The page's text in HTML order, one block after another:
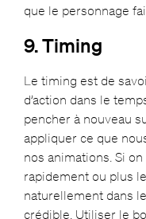
que le personnage
9. Timing
Le timing est de
d’action dans le
pencher à nouveau
appliquer ce que
nos animations. Si
rapidement ou plus
naturellement dans
crédible. Utiliser le